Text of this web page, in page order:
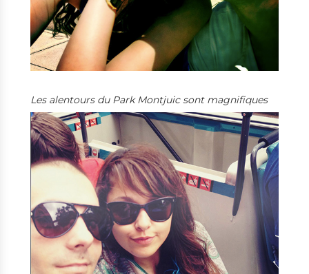
Les alentours du Park Montjuic sont magnifiques